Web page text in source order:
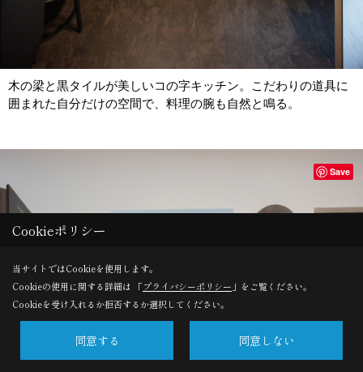
木の梁と黒タイルが美しいコの字キッチン。こだわりの道具に
囲まれた自分だけの空間で、料理の腕も自然と鳴る。
Save
Cookieポリシー
当サイトではCookieを使用します。
Cookieの使用に関する詳細は 「プライバシーポリシー 」をご覧ください。
Cookieを受け入れるか拒否するか選択してください。
同意する 同意しない